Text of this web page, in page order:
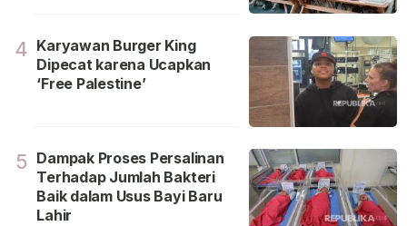
4 Karyawan Burger King
Dipecat karena Ucapkan
‘Free Palestine’
5 Dampak Proses Persalinan
Terhadap Jumlah Bakteri
Baik dalam Usus Bayi Baru
Lahir